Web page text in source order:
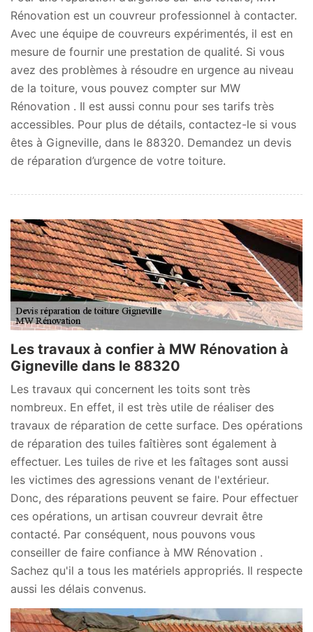
Rénovation est un couvreur professionnel à contacter.
Avec une équipe de couvreurs expérimentés, il est en
mesure de fournir une prestation de qualité. Si vous
avez des problèmes à résoudre en urgence au niveau
de la toiture, vous pouvez compter sur MW
Rénovation . Il est aussi connu pour ses tarifs très
accessibles. Pour plus de détails, contactez-le si vous
êtes à Gigneville, dans le 88320. Demandez un devis
de réparation d’urgence de votre toiture.
Les travaux à confier à MW Rénovation à
Gigneville dans le 88320
Les travaux qui concernent les toits sont très
nombreux. En effet, il est très utile de réaliser des
travaux de réparation de cette surface. Des opérations
de réparation des tuiles faîtières sont également à
effectuer. Les tuiles de rive et les faîtages sont aussi
les victimes des agressions venant de l'extérieur.
Donc, des réparations peuvent se faire. Pour effectuer
ces opérations, un artisan couvreur devrait être
contacté. Par conséquent, nous pouvons vous
conseiller de faire confiance à MW Rénovation .
Sachez qu'il a tous les matériels appropriés. Il respecte
aussi les délais convenus.